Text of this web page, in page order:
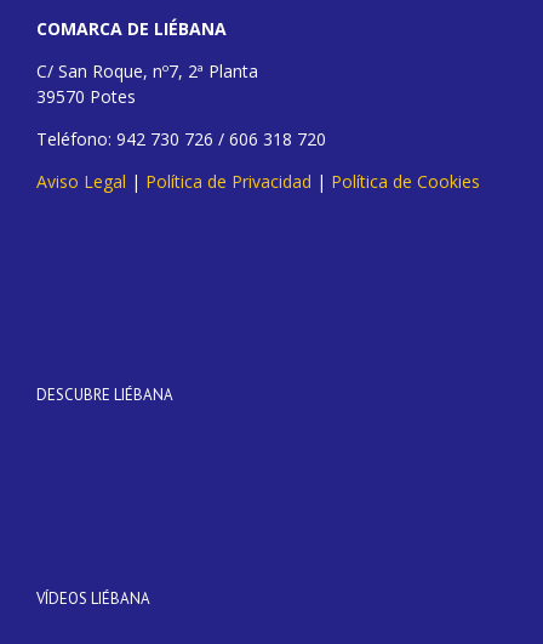
COMARCA DE LIÉBANA
C/ San Roque, nº7, 2ª Planta
39570 Potes
Teléfono: 942 730 726 / 606 318 720
Aviso Legal | Política de Privacidad | Política de Cookies
DESCUBRE LIÉBANA
VÍDEOS LIÉBANA